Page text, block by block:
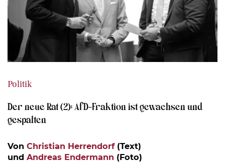
Politik
Der neue Rat (2): AfD-Fraktion ist gewachsen und
gespalten
Von Christian Herrendorf(Text)
und Andreas Endermann (Foto)